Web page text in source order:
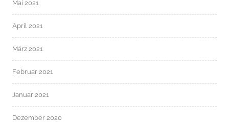
Mai 2021
April 2021
März 2021
Februar 2021
Januar 2021
Dezember 2020